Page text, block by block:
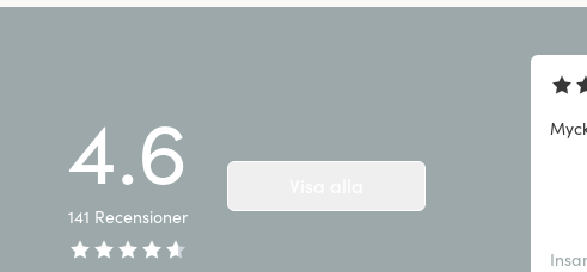
4.6
141 Recensioner